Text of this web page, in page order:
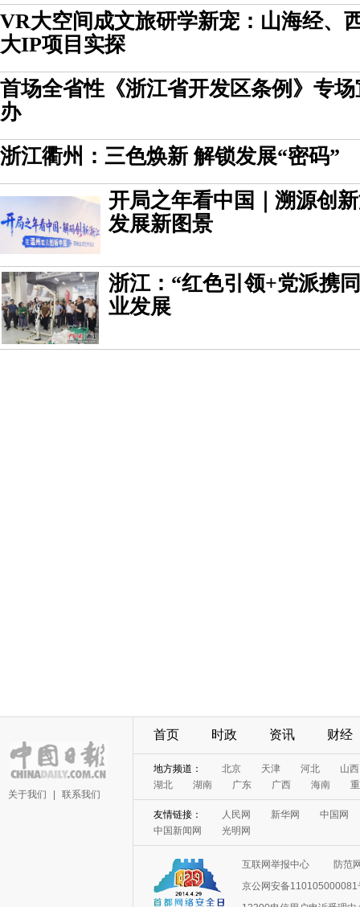
VR大空间成文旅研学新宠：山海经、
大IP项目实探
首场全省性《浙江省开发区条例》专
办
浙江衢州：三色焕新 解锁发展“密码”
开局之年看中国｜溯源创
发展新图景
浙江：“红色引领+党派携
业发展
关于我们 联系我们
首页 时政 资讯 财经
地方频道： 北京 天津 河北
山西
湖北
湖南 广东 广西 海南
友情链接： 人民网 新华网
中国网
中国新闻网
光明网
互联网举报中心
防范
京公网安备110105000081